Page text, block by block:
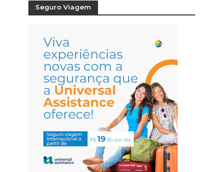
Seguro Viagem